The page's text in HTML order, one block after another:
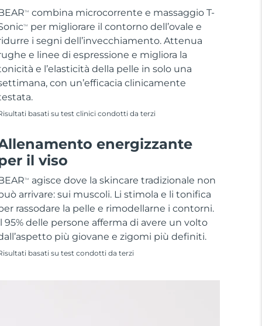
TM
combina microcorrente e massaggio T-
TM
per migliorare il contorno dell’ovale e
i segni dell’invecchiamento. Attenua
e linee di espressione e migliora la
e l’elasticità della pelle in solo una
con un’efficacia clinicamente
basati su test clinici condotti da terzi
energizzante
il viso
TM
agisce dove la skincare tradizionale non
arrivare: sui muscoli. Li stimola e li tonifica
rassodare la pelle e rimodellarne i contorni.
95% delle persone afferma di avere un volto
più giovane e zigomi più definiti.
basati su test condotti da terzi